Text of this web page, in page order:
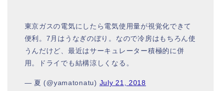
東京ガスの電気にしたら電気使用量が視覚化できて
便利。7月はうなぎのぼり。なので冷房はもちろん使
うんだけど、最近はサーキュレーター積極的に併
用。ドライでも結構涼しくなる。
— 夏 (@yamatonatu) July 21, 2018